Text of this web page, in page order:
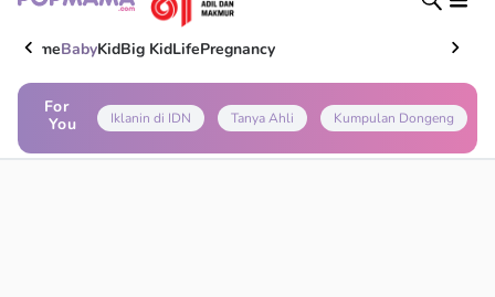
HomeBabyKidBig KidLifePregnancy
For
You
Iklanin di IDN Tanya Ahli Kumpulan Dongeng